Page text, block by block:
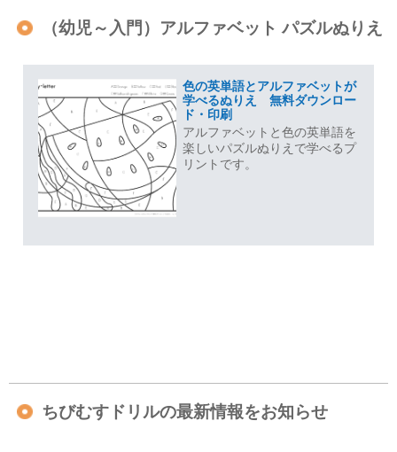
（幼児～入門）アルファベット パズルぬりえ
色の英単語とアルファベットが
学べるぬりえ 無料ダウンロー
ド・印刷
アルファベットと色の英単語を
楽しいパズルぬりえで学べるプ
リントです。
ちびむすドリルの最新情報をお知らせ